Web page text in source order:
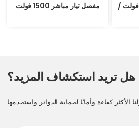
مفصل تيار مباشر 1500 فولت
مفصل تيار مباشر 1000 فولت /
هل تريد استكشاف المزيد؟